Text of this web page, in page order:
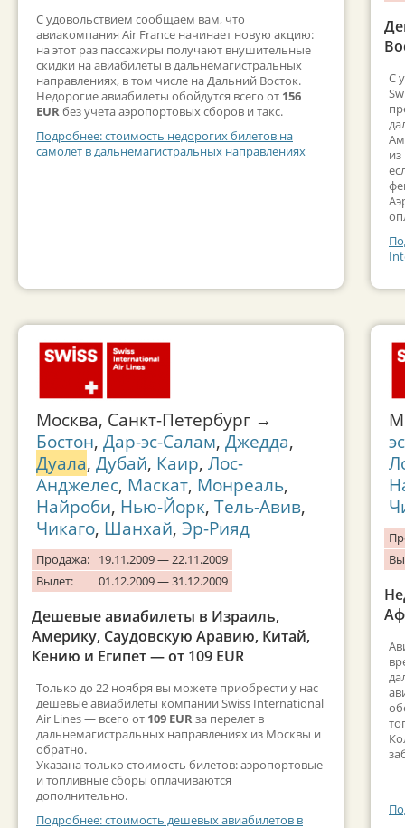
С удовольствием сообщаем вам, что
авиакомпания Air France начинает новую акцию:
на этот раз пассажиры получают внушительные
скидки на авиабилеты в дальнемагистральных
направлениях, в том числе на Дальний Восток.
Недорогие авиабилеты обойдутся всего от 156
EURбез учета аэропортовых сборов и такс.
Подробнее: стоимость недорогих билетов на
самолет в дальнемагистральных направлениях
Москва, Санкт-Петербург →
Бостон, Дар-эс-Салам, Джедда,
Дуала, Дубай, Каир, Лос-
Анджелес, Маскат, Монреаль,
Найроби, Нью-Йорк, Тель-Авив,
Чикаго, Шанхай, Эр-Рияд
Продажа:
19.11.2009 — 22.11.2009
Вылет:
01.12.2009 — 31.12.2009
Дешевые авиабилеты в Израиль,
Америку, Саудовскую Аравию, Китай,
Кению и Египет — от 109 EUR
Только до 22 ноября вы можете приобрести у нас
дешевые авиабилеты компании Swiss International
Air Lines — всего от 109 EURза перелет в
дальнемагистральных направлениях из Москвы и
обратно.
Указана только стоимость билетов: аэропортовые
и топливные сборы оплачиваются
дополнительно.
Подробнее: стоимость дешевых авиабилетов в
С